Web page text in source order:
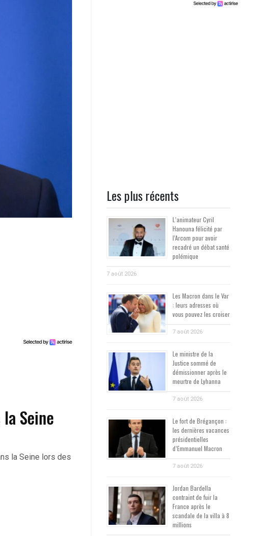
Seine
la Seine lors des
Les plus récents
L’animateur Cyril
Hanouna félicité par
l’Arcom pour avoir
recadré un débat santé
polémique
7 août 2026
Les Macron dans le Var
: leurs adresses où
vous pouvez les croiser
7 août 2026
Le ministre de la
Justice sommé de
démissionner après le
meurtre de Lyhanna
7 août 2026
Le fort de Brégançon :
les dernières vacances
présidentielles
d’Emmanuel Macron
7 août 2026
Jordan Bardella
contraint de fuir la
France après le
scandale de la villa à 8
millions